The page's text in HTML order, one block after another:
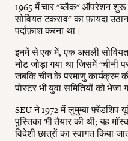
1965 में चार "ब्लैक" ऑपरेशन शुरू
सोवियत टकराव" का फ़ायदा
पर्दाफ़ाश करना था।
इनमें से एक में, एक असली
नोट जोड़ा गया था जिसमें "चीनी
जबकि चीन के परमाणु कार्यक्रम
पोस्टर भी युवा समितियों को भेजा
SEU ने 1972 में लुमुम्बा फ़्रेंडशिप
पुस्तिका भी तैयार की थी; यह
विदेशी छात्रों का स्वागत किया